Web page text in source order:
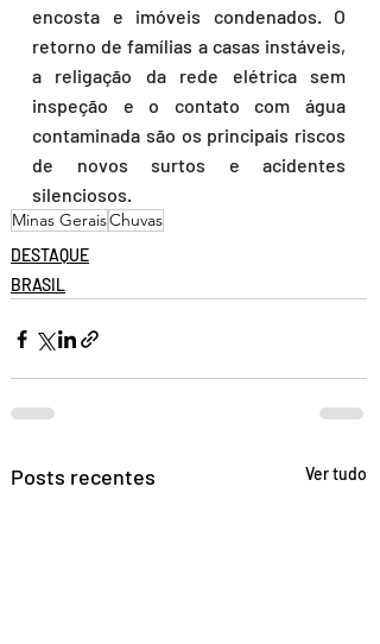
encosta e imóveis condenados. O
retorno de famílias a casas instáveis,
a religação da rede elétrica sem
inspeção e o contato com água
contaminada são os principais riscos
de novos surtos e acidentes
silenciosos.
Minas GeraisChuvas
DESTAQUE
BRASIL
Posts recentes Ver tudo